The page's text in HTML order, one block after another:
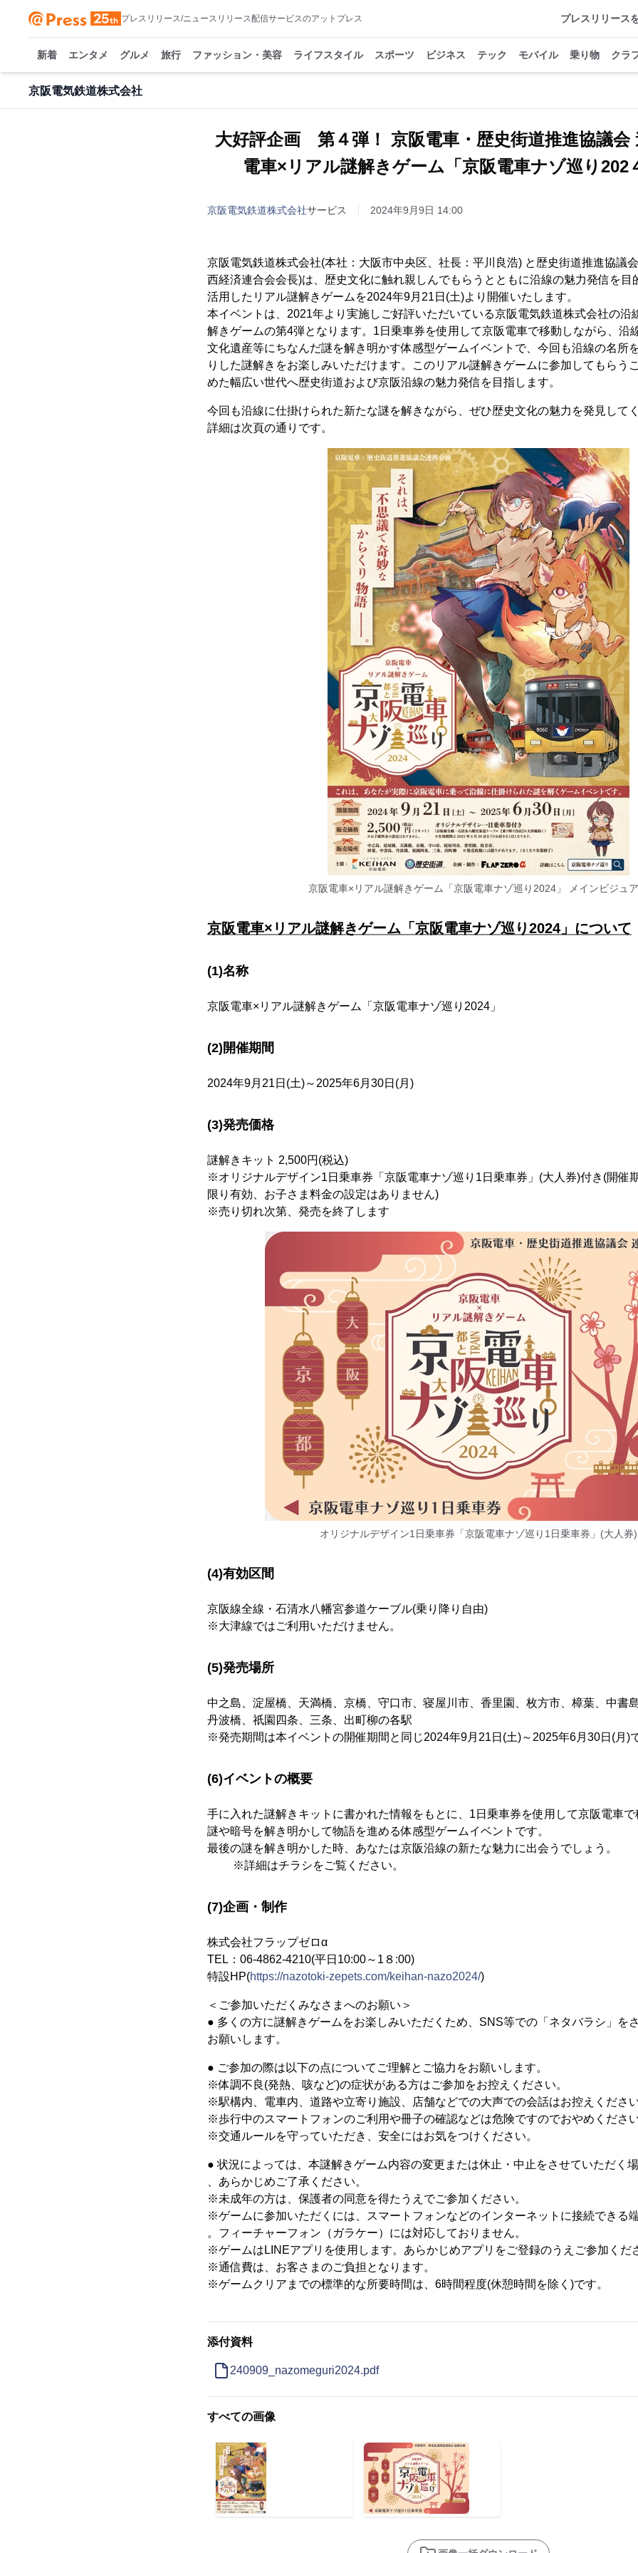
プレスリリース/ニュースリリース配信サービスのアットプレス プレスリリース
新着 エンタメ グルメ 旅行 ファッション・美容 ライフスタイル スポーツ ビジネス テック モバイル 乗り物 クラ
京阪電気鉄道株式会社
大好評企画 第４弾！ 京阪電車・歴史街道推進協議会
電車×リアル謎解きゲーム「京阪電車ナゾ巡り202
京阪電気鉄道株式会社サービス 2024年9月9日 14:00
京阪電気鉄道株式会社(本社：大阪市中央区、社長：平川良浩) と歴史街道推進協議
西経済連合会会長)は、歴史文化に触れ親しんでもらうとともに沿線の魅力発信を目
活用したリアル謎解きゲームを2024年9月21日(土)より開催いたします。
本イベントは、2021年より実施しご好評いただいている京阪電気鉄道株式会社の沿
解きゲームの第4弾となります。1日乗車券を使用して京阪電車で移動しながら、沿
文化遺産等にちなんだ謎を解き明かす体感型ゲームイベントで、今回も沿線の名所
りした謎解きをお楽しみいただけます。このリアル謎解きゲームに参加してもらう
めた幅広い世代へ歴史街道および京阪沿線の魅力発信を目指します。
今回も沿線に仕掛けられた新たな謎を解きながら、ぜひ歴史文化の魅力を発見して
詳細は次頁の通りです。
京阪電車×リアル謎解きゲーム「京阪電車ナゾ巡り2024」 メインビジュ
京阪電車×リアル謎解きゲーム「京阪電車ナゾ巡り2024」について
(1)名称
京阪電車×リアル謎解きゲーム「京阪電車ナゾ巡り2024」
(2)開催期間
2024年9月21日(土)～2025年6月30日(月)
(3)発売価格
謎解きキット 2,500円(税込)
※オリジナルデザイン1日乗車券「京阪電車ナゾ巡り1日乗車券」(大人券)付き(開催
限り有効、お子さま料金の設定はありません)
※売り切れ次第、発売を終了します
オリジナルデザイン1日乗車券「京阪電車ナゾ巡り1日乗車券」(大人券)
(4)有効区間
京阪線全線・石清水八幡宮参道ケーブル(乗り降り自由)
※大津線ではご利用いただけません。
(5)発売場所
中之島、淀屋橋、天満橋、京橋、守口市、寝屋川市、香里園、枚方市、樟葉、中書
丹波橋、祇󠄀園四条、三条、出町柳の各駅
※発売期間は本イベントの開催期間と同じ2024年9月21日(土)～2025年6月30日(月)
(6)イベントの概要
手に入れた謎解きキットに書かれた情報をもとに、1日乗車券を使用して京阪電車
謎や暗号を解き明かして物語を進める体感型ゲームイベントです。
最後の謎を解き明かした時、あなたは京阪沿線の新たな魅力に出会うでしょう。
※詳細はチラシをご覧ください。
(7)企画・制作
株式会社フラップゼロα
TEL：06-4862-4210(平日10:00～1８:00)
特設HP(https://nazotoki-zepets.com/keihan-nazo2024/)
＜ご参加いただくみなさまへのお願い＞
● 多くの方に謎解きゲームをお楽しみいただくため、SNS等での「ネタバラシ」を
お願いします。
● ご参加の際は以下の点についてご理解とご協力をお願いします。
※体調不良(発熱、咳など)の症状がある方はご参加をお控えください。
※駅構内、電車内、道路や立寄り施設、店舗などでの大声での会話はお控えくださ
※歩行中のスマートフォンのご利用や冊子の確認などは危険ですのでおやめくださ
※交通ルールを守っていただき、安全にはお気をつけください。
● 状況によっては、本謎解きゲーム内容の変更または休止・中止をさせていただく
、あらかじめご了承ください。
※未成年の方は、保護者の同意を得たうえでご参加ください。
※ゲームに参加いただくには、スマートフォンなどのインターネットに接続できる
。フィーチャーフォン（ガラケー）には対応しておりません。
※ゲームはLINEアプリを使用します。あらかじめアプリをご登録のうえご参加くだ
※通信費は、お客さまのご負担となります。
※ゲームクリアまでの標準的な所要時間は、6時間程度(休憩時間を除く)です。
添付資料
240909_nazomeguri2024.pdf
すべての画像